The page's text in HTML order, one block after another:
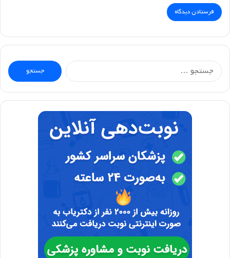
جستجو
برای: